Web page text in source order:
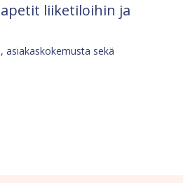
liiketiloihin ja
asiakaskokemusta sekä